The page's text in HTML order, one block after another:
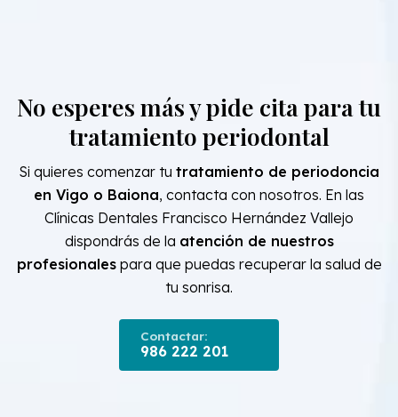
No esperes más y pide cita para tu
tratamiento periodontal
Si quieres comenzar tu tratamiento de periodoncia
en Vigo o Baiona, contacta con nosotros. En las
Clínicas Dentales Francisco Hernández Vallejo
dispondrás de la atención de nuestros
profesionalespara que puedas recuperar la salud de
tu sonrisa.
Contactar:
986 222 201